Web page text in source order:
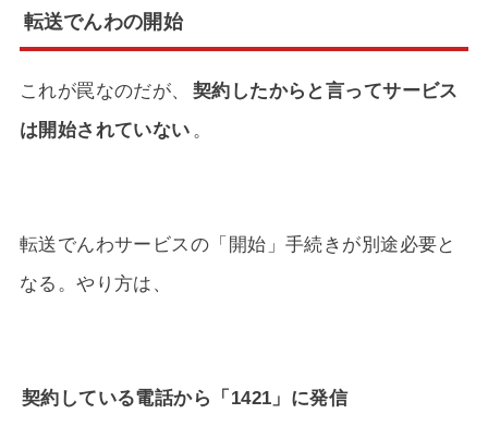
転送でんわの開始
これが罠なのだが、
契約したからと言ってサービス
は開始されていない 。
転送でんわサービスの「開始」手続きが別途必要と
なる。やり方は、
契約している電話から「1421」に発信